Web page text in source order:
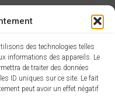
des technologies telles
informations des appareils. Le
de traiter des données
ID uniques sur ce site. Le fait
peut avoir un effet négatif